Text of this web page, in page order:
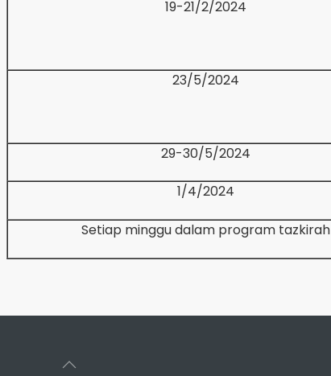
19-21/2/2024
23/5/2024
29-30/5/2024
1/4/2024
Setiap minggu dalam program tazkirah